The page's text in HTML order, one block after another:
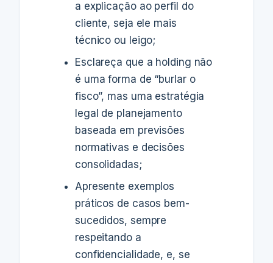
a explicação ao perfil do
cliente, seja ele mais
técnico ou leigo;
Esclareça que a holding não
é uma forma de “burlar o
fisco”, mas uma estratégia
legal de planejamento
baseada em previsões
normativas e decisões
consolidadas;
Apresente exemplos
práticos de casos bem-
sucedidos, sempre
respeitando a
confidencialidade, e, se